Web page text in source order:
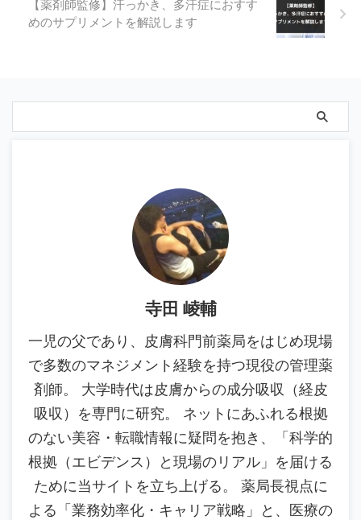
【薬剤師監修】汗っかき、多汗症におすす
めのサプリメントを解説します
寺田 崚輔
一児の父であり、皮膚科門前薬局をはじめ現場
で多数のマネジメント経験を持つ現役の管理薬
剤師。 大学時代は皮膚からの成分吸収（経皮
吸収）を専門に研究。 ネットにあふれる根拠
のない美容・転職情報に疑問を抱き、「科学的
根拠（エビデンス）と現場のリアル」を届ける
ために当サイトを立ち上げる。 薬局長視点に
よる「業務効率化・キャリア戦略」と、医療の